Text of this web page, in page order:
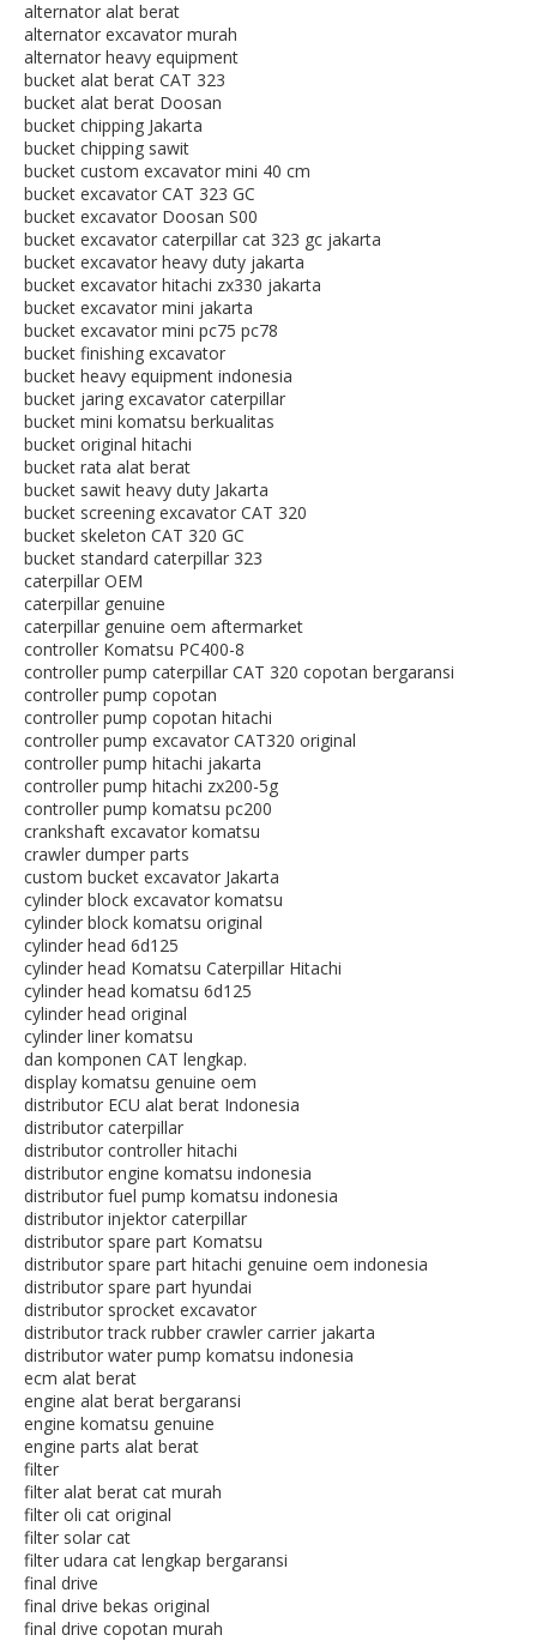
alternator alat berat
alternator excavator murah
alternator heavy equipment
bucket alat berat CAT 323
bucket alat berat Doosan
bucket chipping Jakarta
bucket chipping sawit
bucket custom excavator mini 40 cm
bucket excavator CAT 323 GC
bucket excavator Doosan S00
bucket excavator caterpillar cat 323 gc jakarta
bucket excavator heavy duty jakarta
bucket excavator hitachi zx330 jakarta
bucket excavator mini jakarta
bucket excavator mini pc75 pc78
bucket finishing excavator
bucket heavy equipment indonesia
bucket jaring excavator caterpillar
bucket mini komatsu berkualitas
bucket original hitachi
bucket rata alat berat
bucket sawit heavy duty Jakarta
bucket screening excavator CAT 320
bucket skeleton CAT 320 GC
bucket standard caterpillar 323
caterpillar OEM
caterpillar genuine
caterpillar genuine oem aftermarket
controller Komatsu PC400-8
controller pump caterpillar CAT 320 copotan bergaransi
controller pump copotan
controller pump copotan hitachi
controller pump excavator CAT320 original
controller pump hitachi jakarta
controller pump hitachi zx200-5g
controller pump komatsu pc200
crankshaft excavator komatsu
crawler dumper parts
custom bucket excavator Jakarta
cylinder block excavator komatsu
cylinder block komatsu original
cylinder head 6d125
cylinder head Komatsu Caterpillar Hitachi
cylinder head komatsu 6d125
cylinder head original
cylinder liner komatsu
dan komponen CAT lengkap.
display komatsu genuine oem
distributor ECU alat berat Indonesia
distributor caterpillar
distributor controller hitachi
distributor engine komatsu indonesia
distributor fuel pump komatsu indonesia
distributor injektor caterpillar
distributor spare part Komatsu
distributor spare part hitachi genuine oem indonesia
distributor spare part hyundai
distributor sprocket excavator
distributor track rubber crawler carrier jakarta
distributor water pump komatsu indonesia
ecm alat berat
engine alat berat bergaransi
engine komatsu genuine
engine parts alat berat
filter
filter alat berat cat murah
filter oli cat original
filter solar cat
filter udara cat lengkap bergaransi
final drive
final drive bekas original
final drive copotan murah